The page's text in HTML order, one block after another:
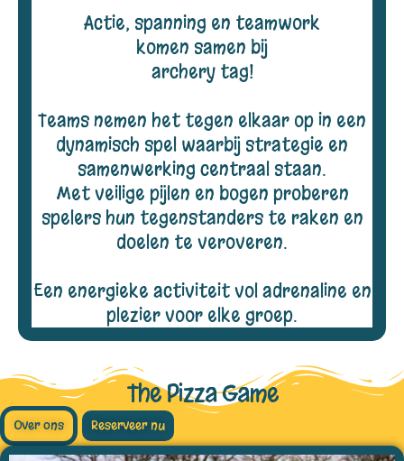
Actie, spanning en teamwork
komen samen bij
archery tag!
Teams nemen het tegen elkaar op in een
dynamisch spel waarbij strategie en
samenwerking centraal staan.
Met veilige pijlen en bogen proberen
spelers hun tegenstanders te raken en
doelen te veroveren.
Een energieke activiteit vol adrenaline en
plezier voor elke groep.
The Pizza Game
Over ons Reserveer nu